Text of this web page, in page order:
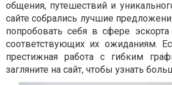
общения, путешествий и
сайте собрались лучшие
попробовать себя в сфере
соответствующих их ожиданиям.
престижная работа с гибким
загляните на сайт, чтобы узнать